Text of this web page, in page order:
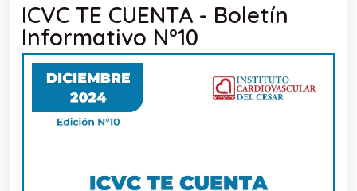
ICVC TE CUENTA - Boletín
Informativo N°10